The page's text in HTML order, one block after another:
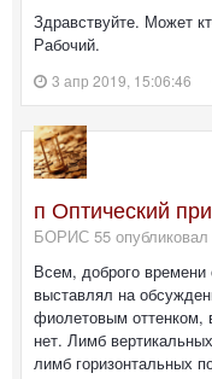
Здравствуйте. Может
Рабочий.
3 апр 2019, 15:06:46
п Оптический
БОРИС 55 опубликовал
Всем, доброго
выставлял на
фиолетовым оттенком,
нет. Лимб
лимб горизонтальных